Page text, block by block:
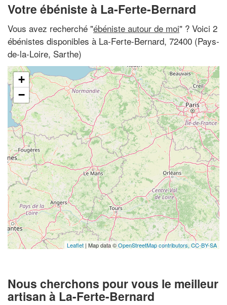
Votre ébéniste à La-Ferte-Bernard
Vous avez recherché "ébéniste autour de moi" ? Voici 2
ébénistes disponibles à La-Ferte-Bernard, 72400 (Pays-
de-la-Loire, Sarthe)
+
−
Leaflet | Map data ©OpenStreetMap contributors, CC-BY-SA
Nous cherchons pour vous le meilleur
artisan à La-Ferte-Bernard